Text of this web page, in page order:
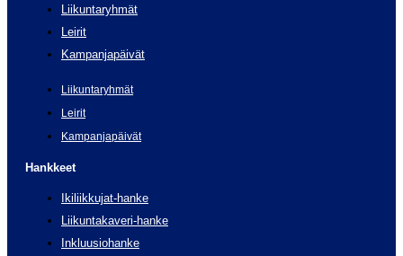
Liikuntaryhmät
Leirit
Kampanjapäivät
Liikuntaryhmät
Leirit
Kampanjapäivät
Hankkeet
Ikiliikkujat-hanke
Liikuntakaveri-hanke
Inkluusiohanke